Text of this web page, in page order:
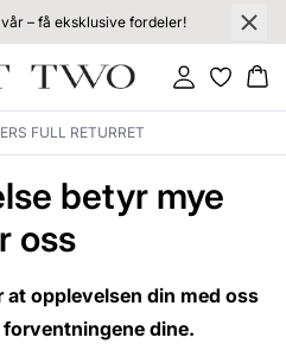
– få eksklusive fordeler!
Logg inn
FULL RETURRET
betyr mye
oss
opplevelsen din med oss
dine.